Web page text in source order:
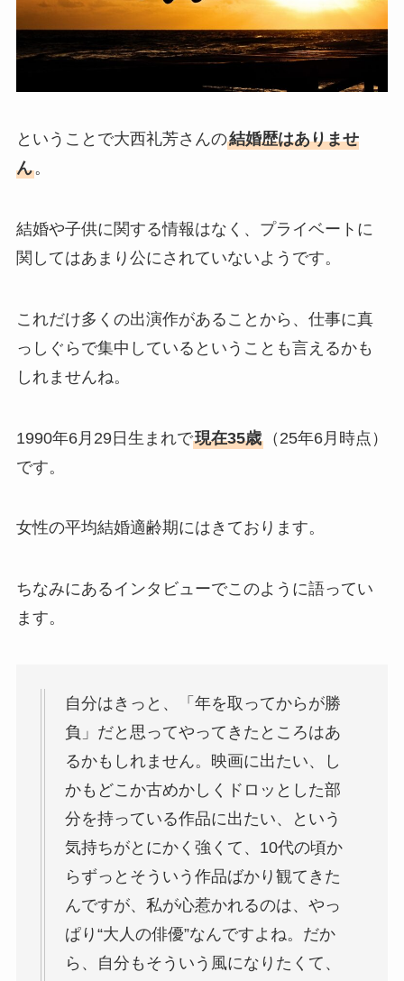
ということで大西礼芳さんの結婚歴はありませ
ん。
結婚や子供に関する情報はなく、プライベートに
関してはあまり公にされていないようです。
これだけ多くの出演作があることから、仕事に真
っしぐらで集中しているということも言えるかも
しれませんね。
1990年6月29日生まれで現在35歳（25年6月時点）
です。
女性の平均結婚適齢期にはきております。
ちなみにあるインタビューでこのように語ってい
ます。
自分はきっと、「年を取ってからが勝
負」だと思ってやってきたところはあ
るかもしれません。映画に出たい、し
かもどこか古めかしくドロッとした部
分を持っている作品に出たい、という
気持ちがとにかく強くて、10代の頃か
らずっとそういう作品ばかり観てきた
んですが、私が心惹かれるのは、やっ
ぱり“大人の俳優”なんですよね。だか
ら、自分もそういう風になりたくて、